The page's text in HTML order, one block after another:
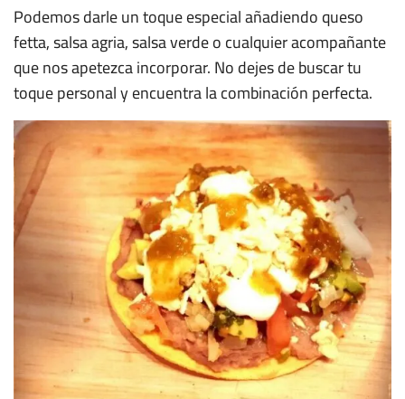
Podemos darle un toque especial añadiendo queso
fetta, salsa agria, salsa verde o cualquier acompañante
que nos apetezca incorporar. No dejes de buscar tu
toque personal y encuentra la combinación perfecta.